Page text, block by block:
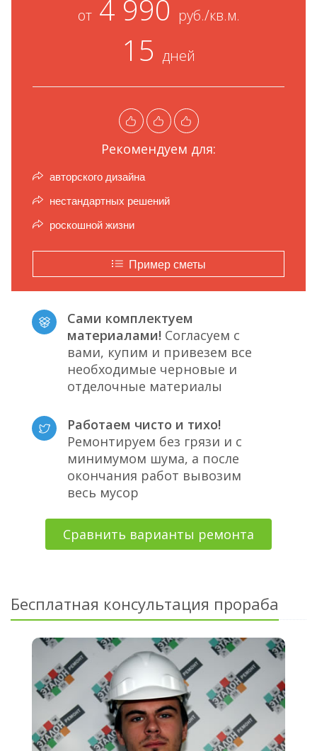
от4 990 руб./кв.м.
15 дней
Рекомендуем для:
авторского дизайна
нестандартных решений
роскошной жизни
Пример сметы
Сами комплектуем
материалами! Согласуем с
вами, купим и привезем все
необходимые черновые и
отделочные материалы
Работаем чисто и тихо!
Ремонтируем без грязи и с
минимумом шума, а после
окончания работ вывозим
весь мусор
Сравнить варианты ремонта
Бесплатная консультация прораба